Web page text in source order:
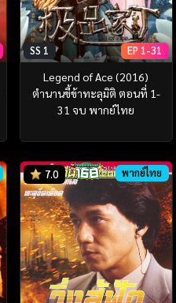
SS 1 EP 1-31
Legend of Ace (2016)
ตำนานขี้ข้าทะลุมิติ ตอนที่ 1-
31 จบ พากย์ไทย
7.0 พากย์ไทย